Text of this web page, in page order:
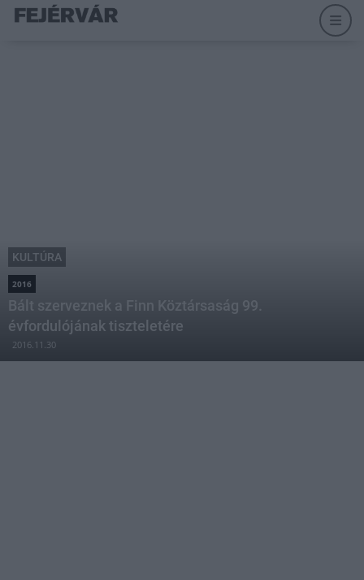
KULTÚRA
2016
Bált szerveznek a Finn Köztársaság 99.
évfordulójának tiszteletére
2016.11.30